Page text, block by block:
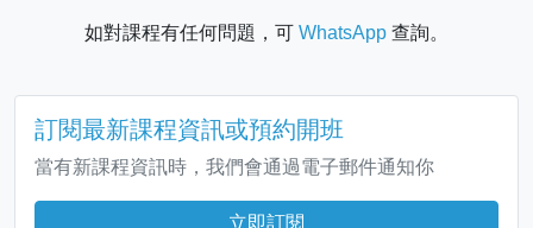
如對課程有任何問題，可 WhatsApp 查詢。
訂閱最新課程資訊或預約開班
當有新課程資訊時，我們會通過電子郵件通知你
立即訂閱